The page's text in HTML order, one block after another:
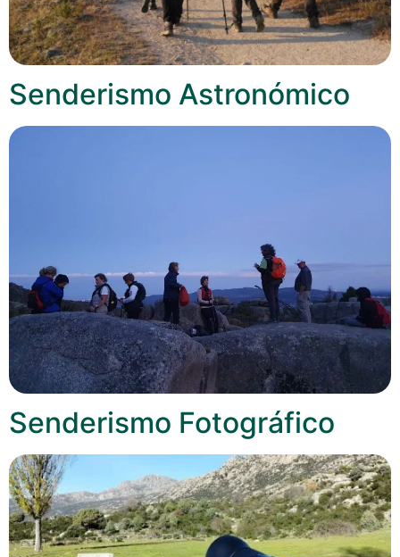
Senderismo Astronómico
Senderismo Fotográfico